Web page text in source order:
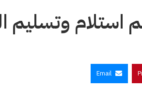
استلام وتسليم
Email